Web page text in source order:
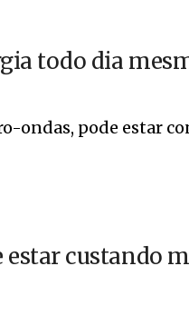
todo dia
ondas, pode estar
custando